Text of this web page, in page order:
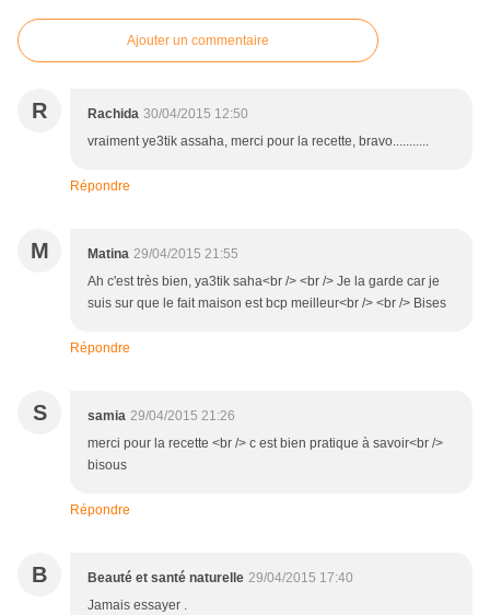
Ajouter un commentaire
R Rachida 30/04/2015 12:50
vraiment ye3tik assaha, merci pour la recette, bravo...........
Répondre
M Matina 29/04/2015 21:55
Ah c'est très bien, ya3tik saha<br /> <br /> Je la garde car je
suis sur que le fait maison est bcp meilleur<br /> <br /> Bises
Répondre
S samia 29/04/2015 21:26
merci pour la recette <br /> c est bien pratique à savoir<br />
bisous
Répondre
B Beauté et santé naturelle 29/04/2015 17:40
Jamais essayer .